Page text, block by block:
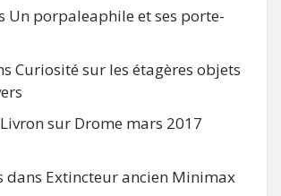
Un porpaleaphile et ses porte-
Curiosité sur les étagères objets
Livron sur Drome mars 2017
dans Extincteur ancien Minimax